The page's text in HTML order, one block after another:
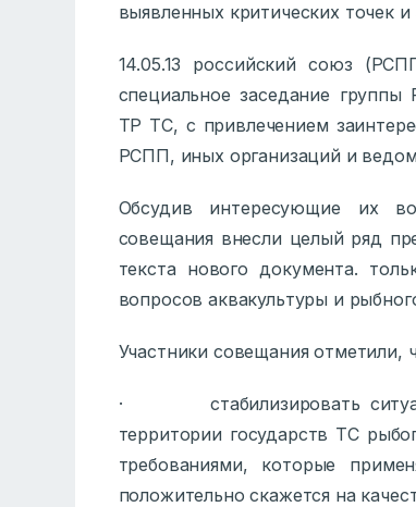
выявленных критических точек
14.05.13 российский союз
специальное заседание группы
ТР ТС, с привлечением
РСПП, иных организаций и
Обсудив интересующие их
совещания внесли целый ряд
текста нового документа.
вопросов аквакультуры и
Участники совещания отметили,
· стабилизировать
территории государств ТС
требованиями, которые
положительно скажется на